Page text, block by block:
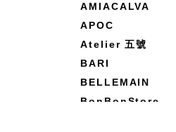
AMIACALVA
APOC
Atelier 五號
BARI
BELLEMAIN
BonBonStore